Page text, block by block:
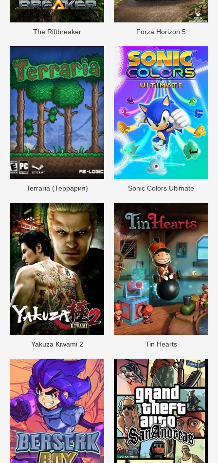
The Riftbreaker Forza Horizon 5
Terraria (Террария) Sonic Colors Ultimate
Yakuza Kiwami 2 Tin Hearts